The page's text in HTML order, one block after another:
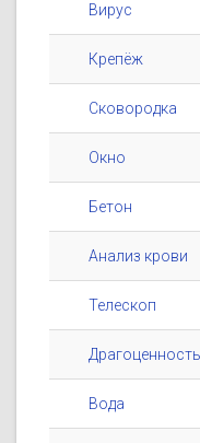
Вирус
Крепёж
Сковородка
Окно
Бетон
Анализ крови
Телескоп
Драгоценность
Вода